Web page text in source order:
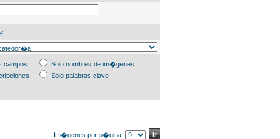
campos
Solo nombres de im�genes
Solo palabras clave
Im�genes por p�gina: